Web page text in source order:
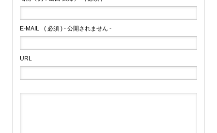
E-MAIL ( 必須 ) - 公開されません -
URL